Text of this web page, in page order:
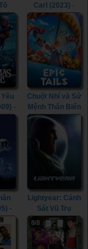
Carl (2023) -
Carl's Date
(2023)
-
Chuột Nhí và Sứ
Mệnh Thần Biển
(2023) - Epic
Tails (2023)
-
Lightyear: Cảnh
Sát Vũ Trụ
(2021) -
Lightyear (2022)
(2021)
8/8